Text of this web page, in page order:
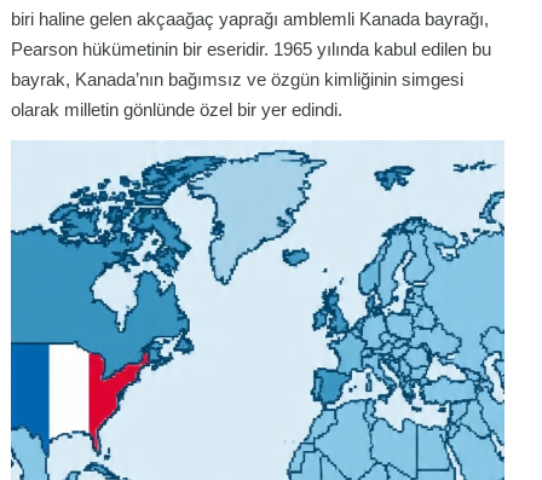
biri haline gelen akçaağaç yaprağı amblemli Kanada bayrağı,
Pearson hükümetinin bir eseridir. 1965 yılında kabul edilen bu
bayrak, Kanada’nın bağımsız ve özgün kimliğinin simgesi
olarak milletin gönlünde özel bir yer edindi.